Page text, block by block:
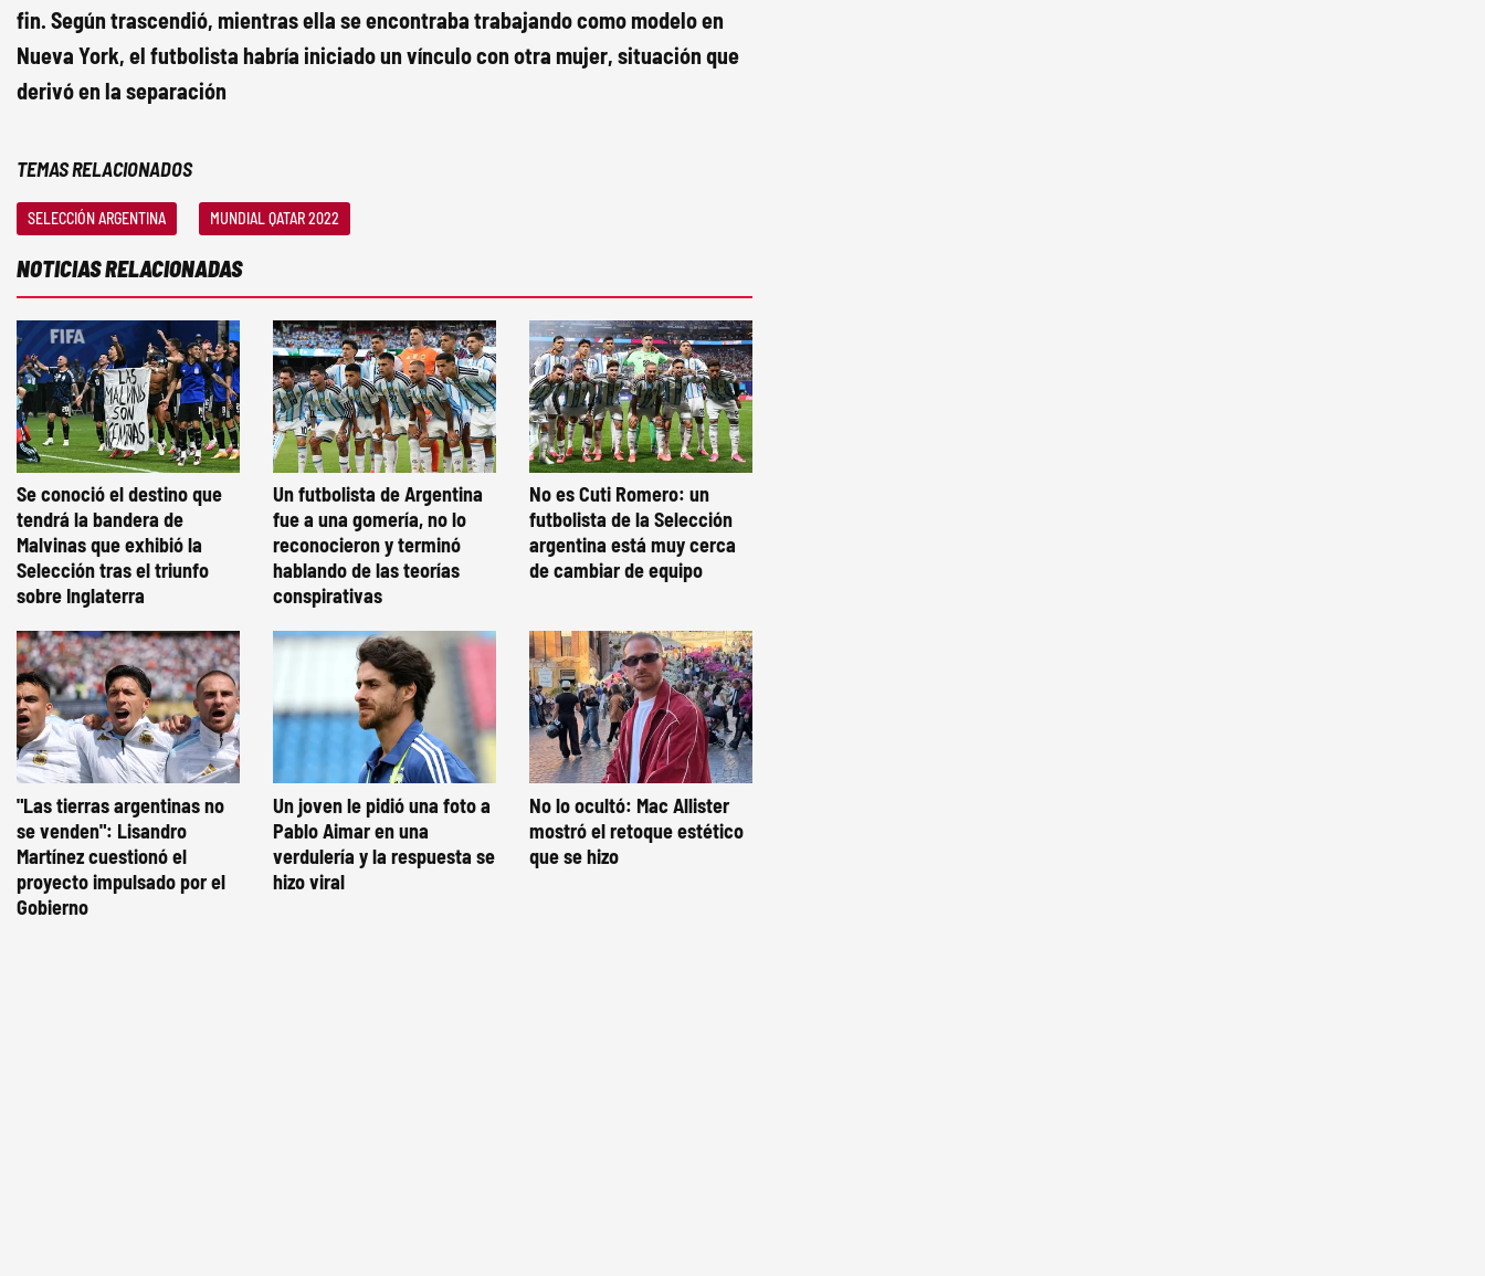
fin. Según trascendió, mientras ella se encontraba trabajando como modelo en
Nueva York, el futbolista habría iniciado un vínculo con otra mujer, situación que
derivó en la separación
TEMAS RELACIONADOS
SELECCIÓN ARGENTINA MUNDIAL QATAR 2022
NOTICIAS RELACIONADAS
Se conoció el destino que
tendrá la bandera de
Malvinas que exhibió la
Selección tras el triunfo
sobre Inglaterra
Un futbolista de Argentina
fue a una gomería, no lo
reconocieron y terminó
hablando de las teorías
conspirativas
No es Cuti Romero: un
futbolista de la Selección
argentina está muy cerca
de cambiar de equipo
"Las tierras argentinas no
se venden": Lisandro
Martínez cuestionó el
proyecto impulsado por el
Gobierno
Un joven le pidió una foto a
Pablo Aimar en una
verdulería y la respuesta se
hizo viral
No lo ocultó: Mac Allister
mostró el retoque estético
que se hizo